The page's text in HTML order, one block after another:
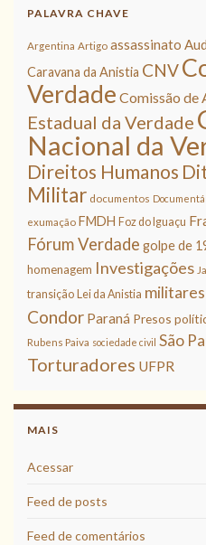
PALAVRA CHAVE
Argentina Artigo assassinato
Caravana da Anistia CNV
Verdade Comissão de
Estadual da Verdade
Nacional da
Direitos Humanos
Militar documentos
exumação FMDH Foz do Iguaçu
Fórum Verdade golpe de
homenagem Investigações
transição Lei da Anistia militares
Condor Paraná Presos
Rubens Paiva sociedade civil São
Torturadores UFPR
MAIS
Acessar
Feed de posts
Feed de comentários